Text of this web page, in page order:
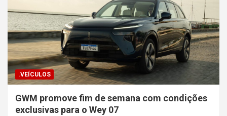
.VEÍCULOS
GWM promove fim de semana com condições
exclusivas para o Wey 07